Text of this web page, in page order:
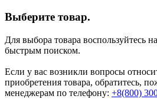
Выберите товар.
Для выбора товара воспользуйтесь
быстрым поиском.
Если у вас возникли вопросы
приобретения товара, обратитесь,
менеджерам по телефону: +8(800)